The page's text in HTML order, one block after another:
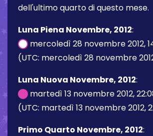
dell'ultimo quarto di questo mese.
Luna Piena Novembre, 2012:
mercoledì 28 novembre 2012,
(UTC: mercoledì 28 novembre
Luna Nuova Novembre, 2012:
martedì 13 novembre 2012,
(UTC: martedì 13 novembre 2012,
Primo Quarto Novembre, 2012: